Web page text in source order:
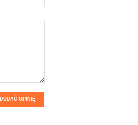
DODAĆ OPINIĘ